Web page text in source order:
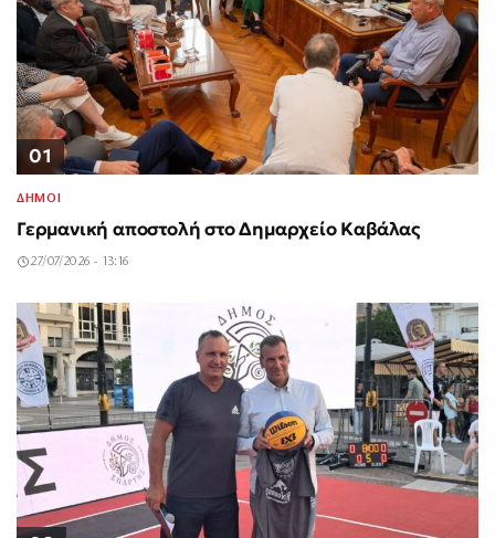
01
ΔΗΜΟΙ
Γερμανική αποστολή στο Δημαρχείο Καβάλας
27/07/2026 - 13:16